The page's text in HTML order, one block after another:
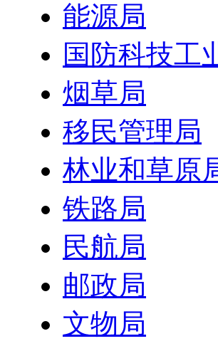
能源局
国防科技工
烟草局
移民管理局
林业和草原
铁路局
民航局
邮政局
文物局